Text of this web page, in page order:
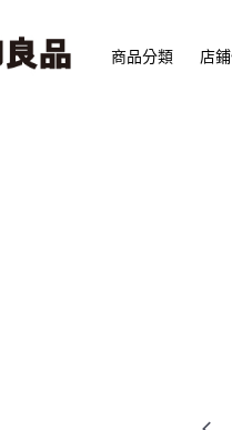
商品分類 店